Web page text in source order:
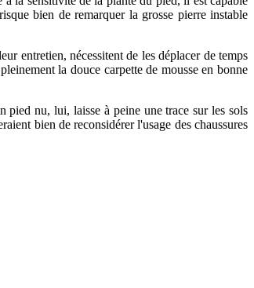
bien de remarquer la grosse pierre instable
entretien, nécessitent de les déplacer de temps
la douce carpette de mousse en bonne
pied nu, lui, laisse à peine une trace sur les sols
bien de reconsidérer l'usage des chaussures